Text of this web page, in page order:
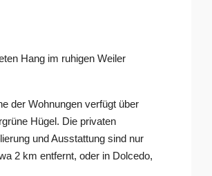
Hang im ruhigen Weiler
der Wohnungen verfügt über
Hügel. Die privaten
und Ausstattung sind nur
2 km entfernt, oder in Dolcedo,